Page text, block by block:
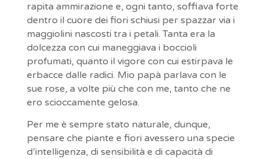
rapita ammirazione e, ogni tanto, soffiava forte
dentro il cuore dei fiori schiusi per spazzar via i
maggiolini nascosti tra i petali. Tanta era la
dolcezza con cui maneggiava i boccioli
profumati, quanto il vigore con cui estirpava le
erbacce dalle radici. Mio papà parlava con le
sue rose, a volte più che con me, tanto che ne
ero scioccamente gelosa.
Per me è sempre stato naturale, dunque,
pensare che piante e fiori avessero una specie
d’intelligenza, di sensibilità e di capacità di